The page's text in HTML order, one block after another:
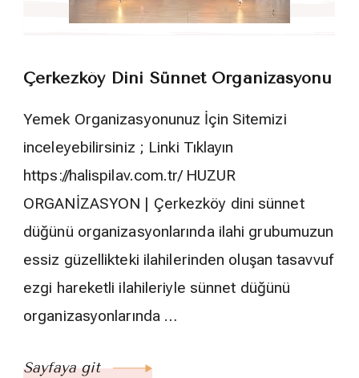
Çerkezköy Dini Sünnet Organizasyonu
Yemek Organizasyonunuz İçin Sitemizi
inceleyebilirsiniz ; Linki Tıklayın
https://halispilav.com.tr/ HUZUR
ORGANİZASYON | Çerkezköy dini sünnet
düğünü organizasyonlarında ilahi grubumuzun
essiz güzellikteki ilahilerinden oluşan tasavvuf
ezgi hareketli ilahileriyle sünnet düğünü
organizasyonlarında …
Sayfaya git